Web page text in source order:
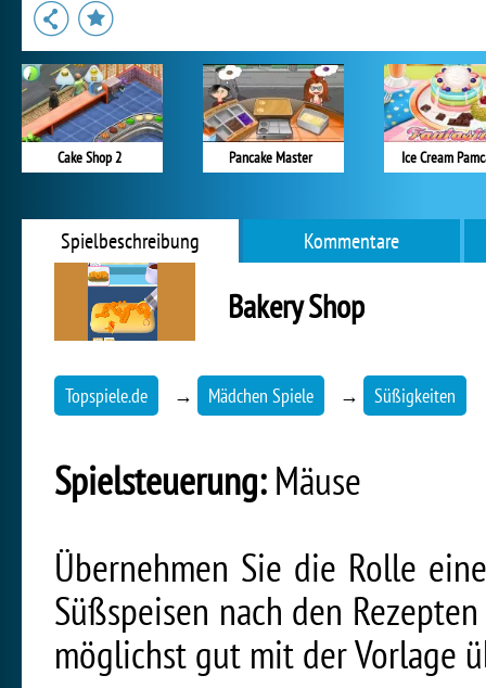
Cake Shop 2 Pancake Master Ice Cream
Spielbeschreibung Kommentare
Bakery Shop
Topspiele.de → Mädchen Spiele → Süßigkeiten
Spielsteuerung:Mäuse
Übernehmen Sie die Rolle
Süßspeisen nach den
möglichst gut mit der Vorlage